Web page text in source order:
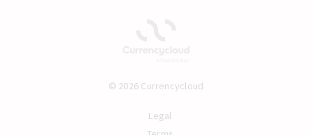
© 2026 Currencycloud
Legal